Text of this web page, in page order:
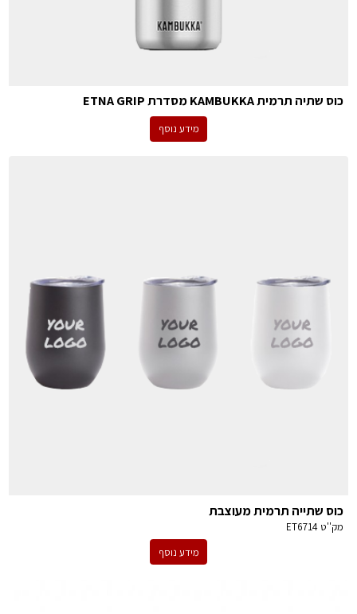
כוס שתיה תרמית KAMBUKKA מסדרת ETNA GRIP
מידע נוסף
כוס שתייה תרמית מעוצבת
מק''טET6714
מידע נוסף